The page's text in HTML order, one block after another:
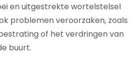
en uitgestrekte wortelstelsel
problemen veroorzaken, zoals
of het verdringen van
buurt.